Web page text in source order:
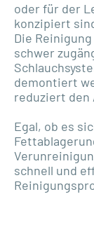
oder für der
konzipiert
Die
schwer
demontiert
reduziert den
Egal, ob es
schnell und